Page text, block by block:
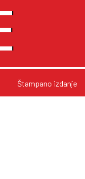
Štampano izdanje